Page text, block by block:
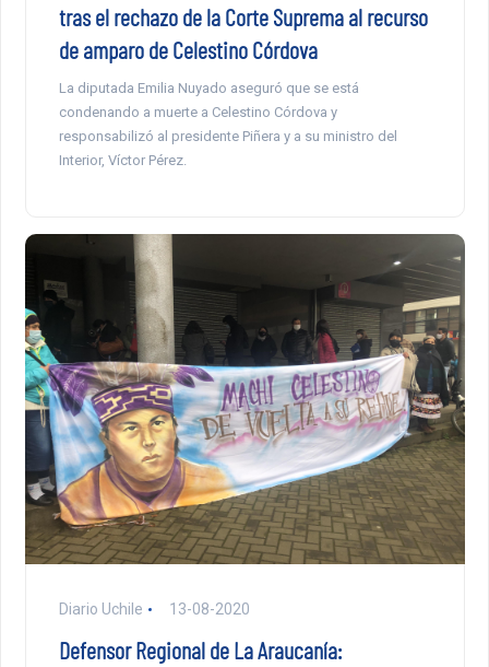
tras el rechazo de la Corte Suprema al recurso
de amparo de Celestino Córdova
La diputada Emilia Nuyado aseguró que se está
condenando a muerte a Celestino Córdova y
responsabilizó al presidente Piñera y a su ministro del
Interior, Víctor Pérez.
Diario Uchile 13-08-2020
Defensor Regional de La Araucanía: